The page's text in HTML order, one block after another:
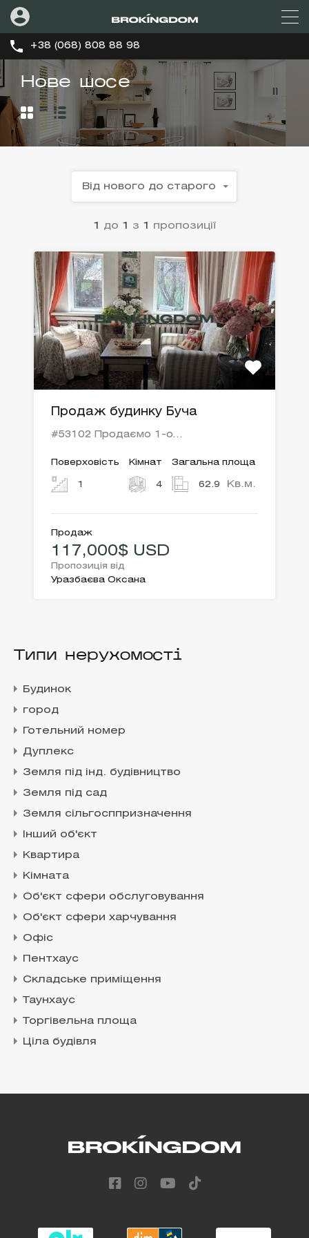
+38 (068) 808 88 98
Нове шосе
1 до 1 з 1 пропозиції
Від нового до старого
Продаж будинку Буча
#53102 Продаємо 1-о…
Поверховість
1
Кімнат
4
Загальна площа
62.9 Кв.м.
Продаж
117,000$ USD
Пропозиція від
Уразбаєва Оксана
Типи нерухомості
Будинок
город
Готельний номер
Дуплекс
Земля під інд. будівництво
Земля під сад
Земля сільгосппризначення
Інший об'єкт
Квартира
Кімната
Об'єкт сфери обслуговування
Об'єкт сфери харчування
Офіс
Пентхаус
Складське приміщення
Таунхаус
Торгівельна площа
Ціла будівля